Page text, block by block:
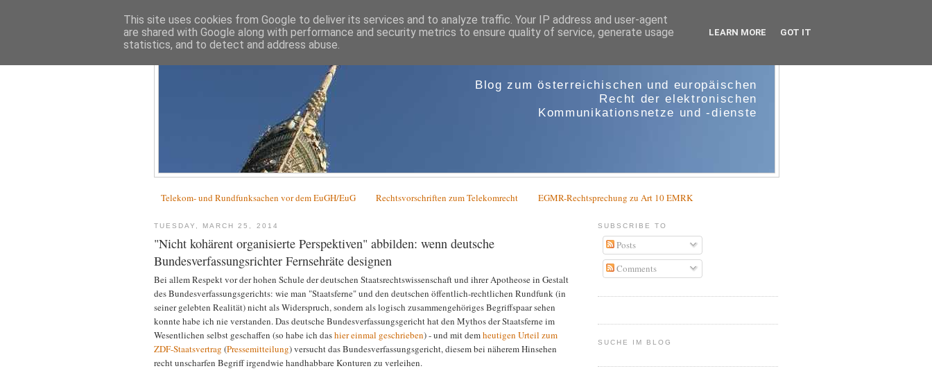
Blog zum österreichischen und europäischen
Recht der elektronischen
Kommunikationsnetze und -dienste
Telekom- und Rundfunksachen vor dem EuGH/EuG Rechtsvorschriften zum Telekomrecht EGMR-Rechtsprechung zu Art 10 EMRK
TUESDAY, MARCH 25, 2014
"Nicht kohärent organisierte Perspektiven" abbilden: wenn deutsche
Bundesverfassungsrichter Fernsehräte designen
Bei allem Respekt vor der hohen Schule der deutschen Staatsrechtswissenschaft und ihrer Apotheose in Gestalt
des Bundesverfassungsgerichts: wie man "Staatsferne" und den deutschen öffentlich-rechtlichen Rundfunk (in
seiner gelebten Realität) nicht als Widerspruch, sondern als logisch zusammengehöriges Begriffspaar sehen
konnte habe ich nie verstanden. Das deutsche Bundesverfassungsgericht hat den Mythos der Staatsferne im
Wesentlichen selbst geschaffen (so habe ich dashier einmal geschrieben) - und mit demheutigen Urteil zum
ZDF-Staatsvertrag (Pressemitteilung) versucht das Bundesverfassungsgericht, diesem bei näherem Hinsehen
recht unscharfen Begriff irgendwie handhabbare Konturen zu verleihen.
SUBSCRIBE TO
Posts
Comments
SUCHE IM BLOG
This site uses cookies from Google to deliver its services and to analyze traffic. Your IP address and user-agent
are shared with Google along with performance and security metrics to ensure quality of service, generate usage
statistics, and to detect and address abuse.
LEARN MORE GOT IT